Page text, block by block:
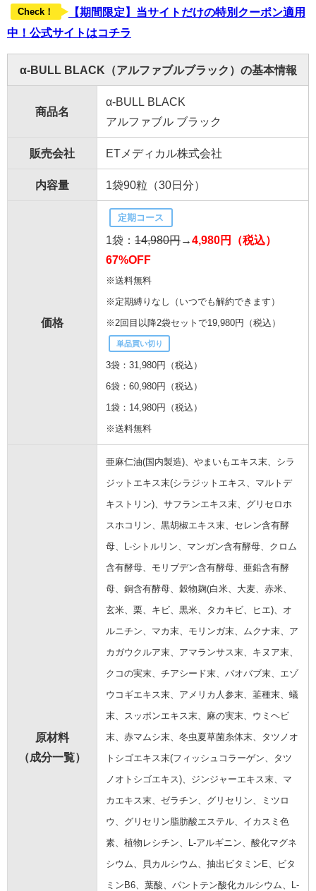
Check！
【期間限定】当サイトだけの特別クーポン適用
中！公式サイトはコチラ
α-BULL BLACK（アルファブルブラック）の基本情報
商品名
α-BULL BLACK
アルファブル ブラック
販売会社 ETメディカル株式会社
内容量 1袋90粒（30日分）
価格
定期コース
1袋： 14,980円→4,980円（税込）
67%OFF
※送料無料
※定期縛りなし（いつでも解約できます）
※2回目以降2袋セットで19,980円（税込）
単品買い切り
3袋：31,980円（税込）
6袋：60,980円（税込）
1袋：14,980円（税込）
※送料無料
原材料
（成分一覧）
亜麻仁油(国内製造)、やまいもエキス末、シラ
ジットエキス末(シラジットエキス、マルトデ
キストリン)、サフランエキス末、グリセロホ
スホコリン、黒胡椒エキス末、セレン含有酵
母、L-シトルリン、マンガン含有酵母、クロム
含有酵母、モリブデン含有酵母、亜鉛含有酵
母、銅含有酵母、穀物麹(白米、大麦、赤米、
玄米、栗、キビ、黒米、タカキビ、ヒエ)、オ
ルニチン、マカ末、モリンガ末、ムクナ末、ア
カガウクルア末、アマランサス末、キヌア末、
クコの実末、チアシード末、バオバブ末、エゾ
ウコギエキス末、アメリカ人参末、韮種末、蟻
末、スッポンエキス末、麻の実末、ウミヘビ
末、赤マムシ末、冬虫夏草菌糸体末、タツノオ
トシゴエキス末(フィッシュコラーゲン、タツ
ノオトシゴエキス)、ジンジャーエキス末、マ
カエキス末、ゼラチン、グリセリン、ミツロ
ウ、グリセリン脂肪酸エステル、イカスミ色
素、植物レシチン、L-アルギニン、酸化マグネ
シウム、貝カルシウム、抽出ビタミンE、ビタ
ミンB6、葉酸、パントテン酸化カルシウム、L-